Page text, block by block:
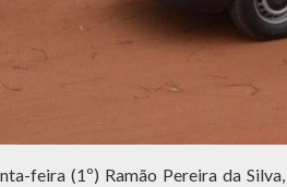
feira (1º) Ramão Pereira da